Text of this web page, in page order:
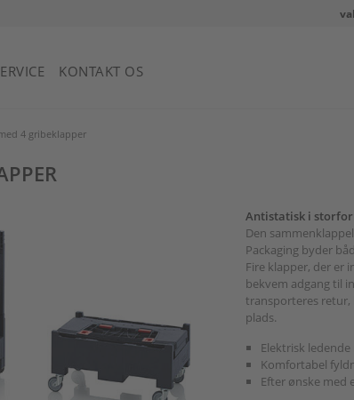
KONTAKT OS
4 gribeklapper
Antistatisk i
Den
Packaging byder
Fire klapper, der er
bekvem adgang til
transporteres retur,
plads.
Elektrisk
Komfortabel
Efter ønske med